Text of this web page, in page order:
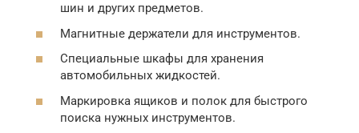
шин и других предметов.
Магнитные держатели для инструментов.
Специальные шкафы для хранения
автомобильных жидкостей.
Маркировка ящиков и полок для быстрого
поиска нужных инструментов.